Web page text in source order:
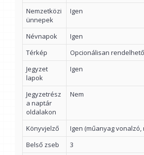
Nemzetközi
ünnepek
Igen
Névnapok
Igen
Térkép
Opcionálisan rendelhető
Jegyzet
lapok
Igen
Jegyzetrész
a naptár
oldalakon
Nem
Könyvjelző
Igen (műanyag vonalzó,
Belső zseb
3